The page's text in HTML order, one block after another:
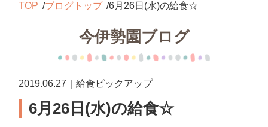
TOP ブログトップ 6月26日(水)の給食☆
今伊勢園ブログ
2019.06.27｜給食ピックアップ
6月26日(水)の給食☆